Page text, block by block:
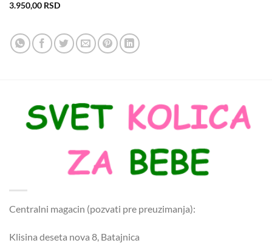
3.950,00 RSD
Centralni magacin (pozvati pre preuzimanja):
Klisina deseta nova 8, Batajnica